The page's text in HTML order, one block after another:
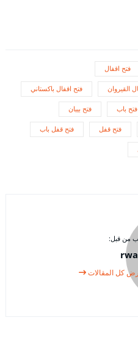
فتح اقفال
القيروان فتح اقفال باكستاني
فتح باب فتح بيبان
فتح قفل فتح قفل باب
من قبل:
كل المقالات